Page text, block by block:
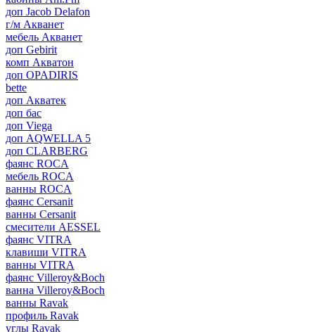
доп Jacob Delafon
г/м Акванет
мебель Акванет
доп Gebirit
комп Акватон
доп OPADIRIS
bette
доп Акватек
доп бас
доп Viega
доп AQWELLA 5
доп CLARBERG
фаянс ROCA
мебель ROCA
ванны ROCA
фаянс Cersanit
ванны Cersanit
смесители AESSEL
фаянс VITRA
клавиши VITRA
ванны VITRA
фаянс Villeroy&Boch
ванна Villeroy&Boch
ванны Ravak
профиль Ravak
углы Ravak